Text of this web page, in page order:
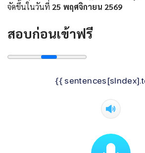
จัดขึ้นในวันที่ 25 พฤศจิกายน 2569
สอบก่อนเข้าฟรี
{{